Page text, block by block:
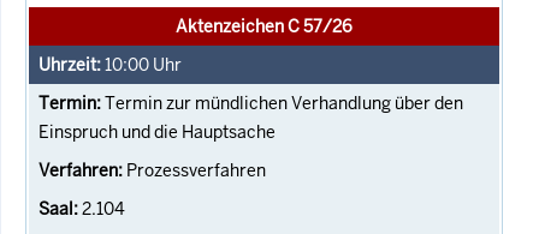
Aktenzeichen C 57/26
10:00 Uhr
Termin zur mündlichen Verhandlung über den
Einspruch und die Hauptsache
Prozessverfahren
2.104